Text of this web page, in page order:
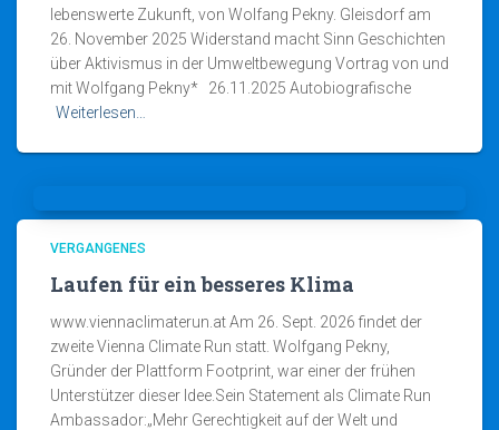
lebenswerte Zukunft, von Wolfang Pekny. Gleisdorf am
26. November 2025 Widerstand macht Sinn Geschichten
über Aktivismus in der Umweltbewegung Vortrag von und
mit Wolfgang Pekny* 26.11.2025 Autobiografische
Weiterlesen…
VERGANGENES
Laufen für ein besseres Klima
www.viennaclimaterun.at Am 26. Sept. 2026 findet der
zweite Vienna Climate Run statt. Wolfgang Pekny,
Gründer der Plattform Footprint, war einer der frühen
Unterstützer dieser Idee.Sein Statement als Climate Run
Ambassador:„Mehr Gerechtigkeit auf der Welt und